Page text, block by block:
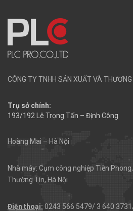
CÔNG TY TNHH SẢN XUẤT VÀ
Trụ sở chính:
193/192 Lê Trọng Tấn – Định Công
Hoàng Mai – Hà Nội
Nhà máy: Cụm công nghiệp Tiền
Thường Tín, Hà Nội
Điện thoại: 0243 566 5479/ 3 640